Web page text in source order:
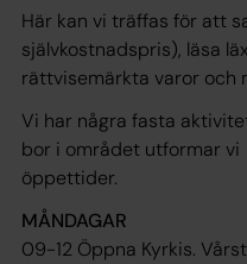
Här kan vi träffas för att
självkostnadspris), läsa
rättvisemärkta varor och
Vi har några fasta
bor i området utformar
öppettider.
MÅNDAGAR
09-12 Öppna Kyrkis.